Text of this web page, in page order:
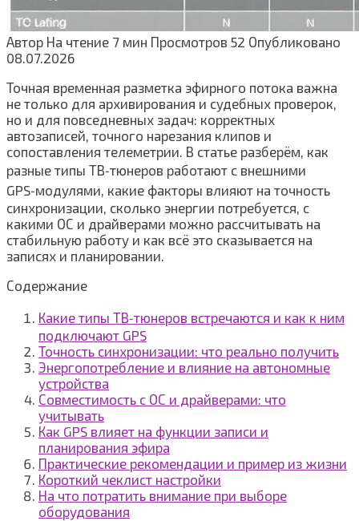
Автор На чтение 7 мин Просмотров 52 Опубликовано
08.07.2026
Точная временная разметка эфирного потока важна
не только для архивирования и судебных проверок,
но и для повседневных задач: корректных
автозаписей, точного нарезания клипов и
сопоставления телеметрии. В статье разберём, как
разные типы ТВ‑тюнеров работают с внешними
GPS‑модулями, какие факторы влияют на точность
синхронизации, сколько энергии потребуется, с
какими ОС и драйверами можно рассчитывать на
стабильную работу и как всё это сказывается на
записях и планировании.
Содержание
Какие типы ТВ‑тюнеров встречаются и как к ним
подключают GPS
Точность синхронизации: что реально получить
Энергопотребление и влияние на автономные
устройства
Совместимость с ОС и драйверами: что
учитывать
Как GPS влияет на функции записи и
планирования эфира
Практические рекомендации и пример из жизни
Короткий чеклист настройки
На что потратить внимание при выборе
оборудования